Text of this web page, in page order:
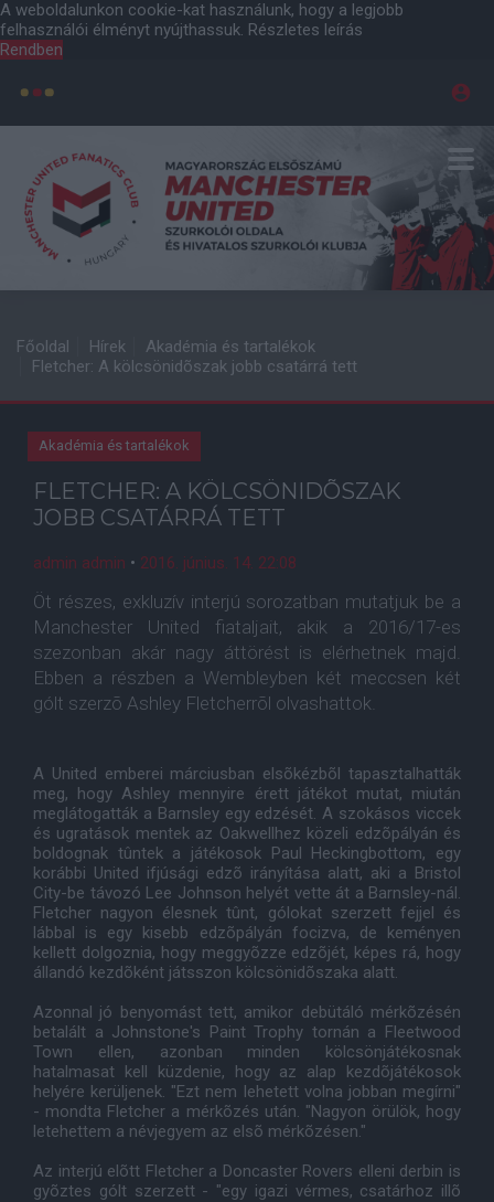
A weboldalunkon cookie-kat használunk, hogy a legjobb
felhasználói élményt nyújthassuk. Részletes leírás
Rendben
Főoldal Hírek
Akadémia és tartalékok
Fletcher: A kölcsönidõszak jobb csatárrá tett
Akadémia és tartalékok
FLETCHER: A KÖLCSÖNIDÕSZAK
JOBB CSATÁRRÁ TETT
admin admin • 2016. június. 14. 22:08
Öt részes, exkluzív interjú sorozatban mutatjuk be a
Manchester United fiataljait, akik a 2016/17-es
szezonban akár nagy áttörést is elérhetnek majd.
Ebben a részben a Wembleyben két meccsen két
gólt szerzõ Ashley Fletcherrõl olvashattok.
A United emberei márciusban elsõkézbõl tapasztalhatták
meg, hogy Ashley mennyire érett játékot mutat, miután
meglátogatták a Barnsley egy edzését. A szokásos viccek
és ugratások mentek az Oakwellhez közeli edzõpályán és
boldognak tûntek a játékosok Paul Heckingbottom, egy
korábbi United ifjúsági edzõ irányítása alatt, aki a Bristol
City-be távozó Lee Johnson helyét vette át a Barnsley-nál.
Fletcher nagyon élesnek tûnt, gólokat szerzett fejjel és
lábbal is egy kisebb edzõpályán focizva, de keményen
kellett dolgoznia, hogy meggyõzze edzõjét, képes rá, hogy
állandó kezdõként játsszon kölcsönidõszaka alatt.
Azonnal jó benyomást tett, amikor debütáló mérkõzésén
betalált a Johnstone's Paint Trophy tornán a Fleetwood
Town ellen, azonban minden kölcsönjátékosnak
hatalmasat kell küzdenie, hogy az alap kezdõjátékosok
helyére kerüljenek. "Ezt nem lehetett volna jobban megírni"
- mondta Fletcher a mérkõzés után. "Nagyon örülök, hogy
letehettem a névjegyem az elsõ mérkõzésen."
Az interjú elõtt Fletcher a Doncaster Rovers elleni derbin is
gyõztes gólt szerzett - "egy igazi vérmes, csatárhoz illõ